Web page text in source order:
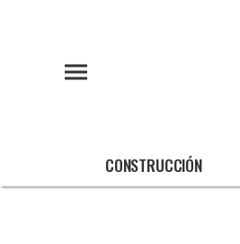
CONSTRUCCIÓN